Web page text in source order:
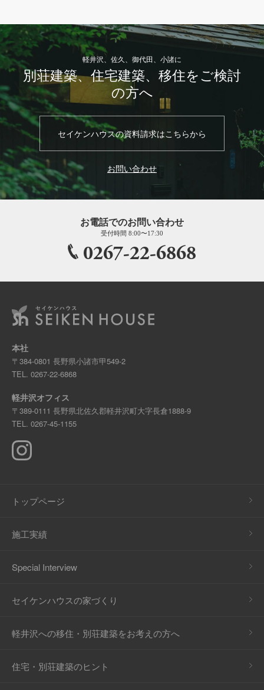
軽井沢、佐久、御代田、小諸に
別荘建築、住宅建築、移住をご検討
の方へ
セイケンハウスの資料請求はこちらから
お問い合わせ
お電話でのお問い合わせ
受付時間 8:00〜17:30
0267-22-6868
本社
〒384-0801 長野県小諸市甲549-2
TEL. 0267-22-6868
軽井沢オフィス
〒389-0111 長野県北佐久郡軽井沢町大字長倉1888-9
TEL. 0267-45-1155
トップページ
施工実績
Special Interview
セイケンハウスの家づくり
軽井沢への移住・別荘建築をお考えの方へ
住宅・別荘建築のヒント